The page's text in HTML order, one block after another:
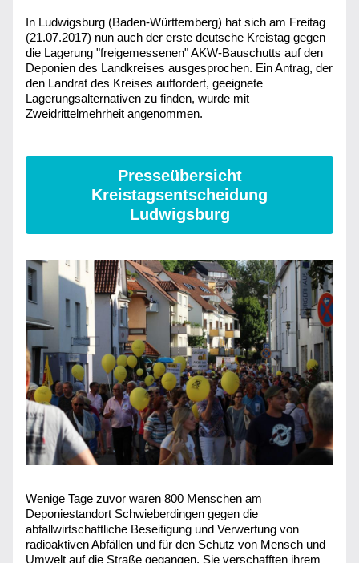
In Ludwigsburg (Baden-Württemberg) hat sich am Freitag
(21.07.2017) nun auch der erste deutsche Kreistag gegen
die Lagerung "freigemessenen" AKW-Bauschutts auf den
Deponien des Landkreises ausgesprochen. Ein Antrag, der
den Landrat des Kreises auffordert, geeignete
Lagerungsalternativen zu finden, wurde mit
Zweidrittelmehrheit angenommen.
Presseübersicht
Kreistagsentscheidung
Ludwigsburg
Wenige Tage zuvor waren 800 Menschen am
Deponiestandort Schwieberdingen gegen die
abfallwirtschaftliche Beseitigung und Verwertung von
radioaktiven Abfällen und für den Schutz von Mensch und
Umwelt auf die Straße gegangen. Sie verschafften ihrem